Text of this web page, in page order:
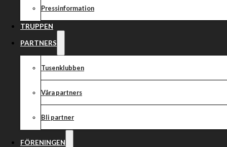
Pressinformation
TRUPPEN
PARTNERS
Tusenklubben
Våra partners
Bli partner
FÖRENINGEN
Västervik vs
första
på Hejla
september kl.